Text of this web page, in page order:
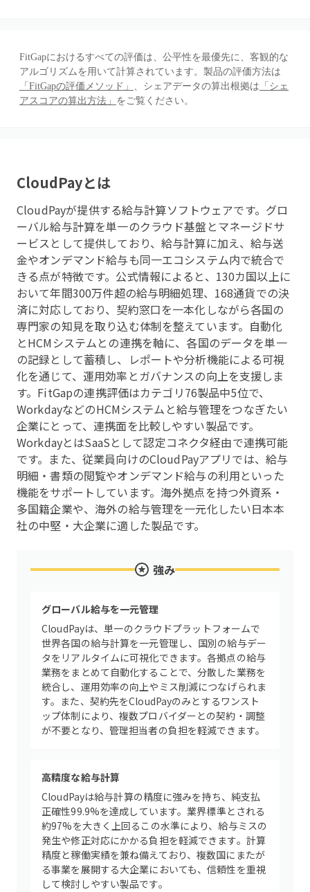
FitGapにおけるすべての評価は、公平性を最優先に、客観的な
アルゴリズムを用いて計算されています。製品の評価方法は
「FitGapの評価メソッド」 、シェアデータの算出根拠は 「シェ
アスコアの算出方法」 をご覧ください。
CloudPayとは
CloudPayが提供する給与計算ソフトウェアです。グロ
ーバル給与計算を単一のクラウド基盤とマネージドサ
ービスとして提供しており、給与計算に加え、給与送
金やオンデマンド給与も同一エコシステム内で統合で
きる点が特徴です。公式情報によると、130カ国以上に
おいて年間300万件超の給与明細処理、168通貨での決
済に対応しており、契約窓口を一本化しながら各国の
専門家の知見を取り込む体制を整えています。自動化
とHCMシステムとの連携を軸に、各国のデータを単一
の記録として蓄積し、レポートや分析機能による可視
化を通じて、運用効率とガバナンスの向上を支援しま
す。FitGapの連携評価はカテゴリ76製品中5位で、
WorkdayなどのHCMシステムと給与管理をつなぎたい
企業にとって、連携面を比較しやすい製品です。
WorkdayとはSaaSとして認定コネクタ経由で連携可能
です。また、従業員向けのCloudPayアプリでは、給与
明細・書類の閲覧やオンデマンド給与の利用といった
機能をサポートしています。海外拠点を持つ外資系・
多国籍企業や、海外の給与管理を一元化したい日本本
社の中堅・大企業に適した製品です。
強み
グローバル給与を一元管理
CloudPayは、単一のクラウドプラットフォームで
世界各国の給与計算を一元管理し、国別の給与デー
タをリアルタイムに可視化できます。各拠点の給与
業務をまとめて自動化することで、分散した業務を
統合し、運用効率の向上やミス削減につなげられま
す。また、契約先をCloudPayのみとするワンスト
ップ体制により、複数プロバイダーとの契約・調整
が不要となり、管理担当者の負担を軽減できます。
高精度な給与計算
CloudPayは給与計算の精度に強みを持ち、純支払
正確性99.9%を達成しています。業界標準とされる
約97%を大きく上回るこの水準により、給与ミスの
発生や修正対応にかかる負担を軽減できます。計算
精度と稼働実績を兼ね備えており、複数国にまたが
る事業を展開する大企業においても、信頼性を重視
して検討しやすい製品です。